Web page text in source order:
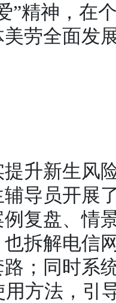
”精神，在
劳全面发
提升新生风
导员开展
复盘、情
也拆解电信
路；同时系
用方法，引